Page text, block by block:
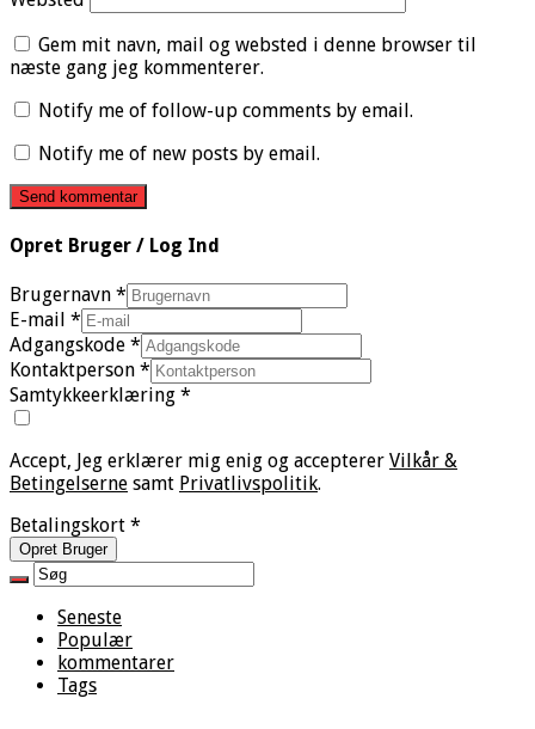
Gem mit navn, mail og websted i denne browser til
næste gang jeg kommenterer.
Notify me of follow-up comments by email.
Notify me of new posts by email.
Opret Bruger / Log Ind
Brugernavn *
E-mail *
Adgangskode *
Kontaktperson *
Samtykkeerklæring *
Accept, Jeg erklærer mig enig og accepterer Vilkår &
Betingelserne samt Privatlivspolitik.
Betalingskort *
Opret Bruger
Seneste
Populær
kommentarer
Tags